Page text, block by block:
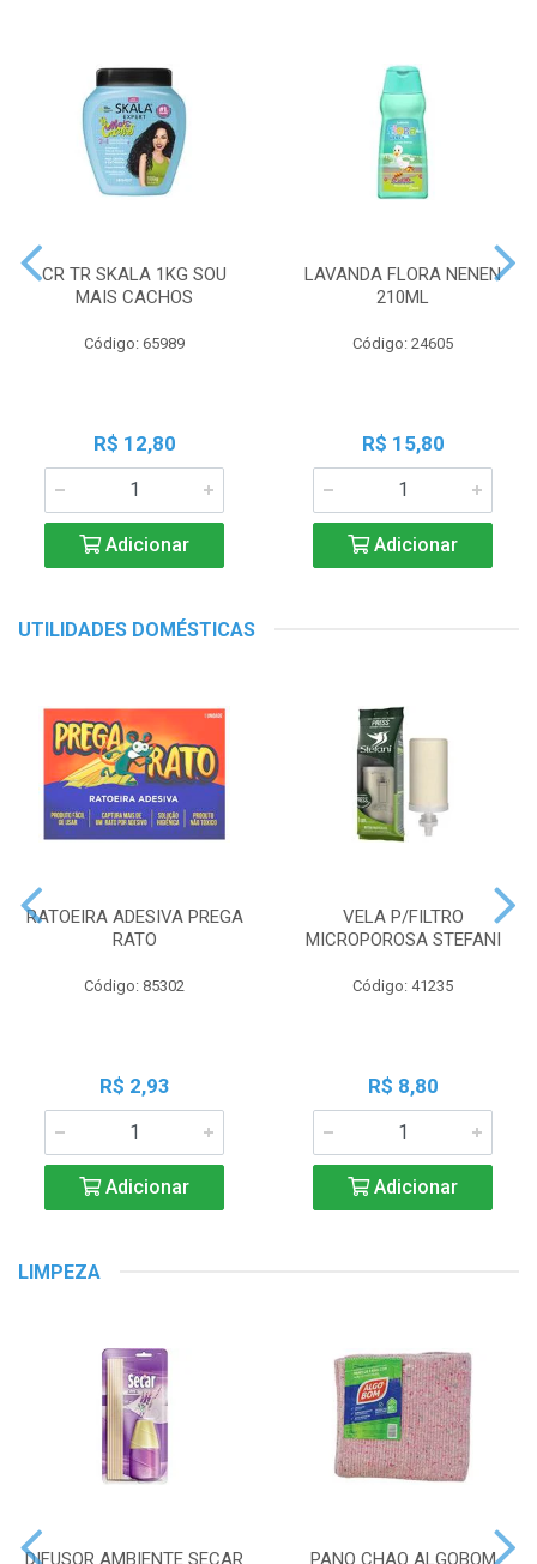
CR TR SKALA 1KG SOU
MAIS CACHOS
Código: 65989
R$ 12,80
Adicionar
LAVANDA FLORA NENEN
210ML
Código: 24605
R$ 15,80
Adicionar
UTILIDADES DOMÉSTICAS
RATOEIRA ADESIVA PREGA
RATO
Código: 85302
R$ 2,93
Adicionar
VELA P/FILTRO
MICROPOROSA STEFANI
Código: 41235
R$ 8,80
Adicionar
LIMPEZA
DIFUSOR AMBIENTE SECAR PANO CHAO ALGOBOM